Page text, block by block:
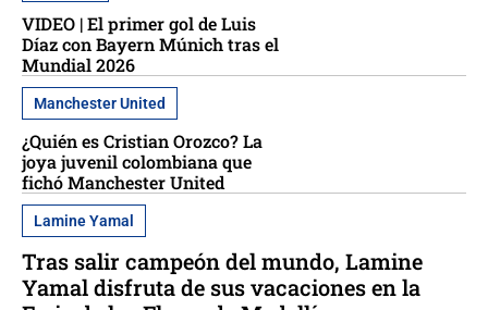
VIDEO | El primer gol de Luis
Díaz con Bayern Múnich tras el
Mundial 2026
Manchester United
¿Quién es Cristian Orozco? La
joya juvenil colombiana que
fichó Manchester United
Lamine Yamal
Tras salir campeón del mundo, Lamine
Yamal disfruta de sus vacaciones en la